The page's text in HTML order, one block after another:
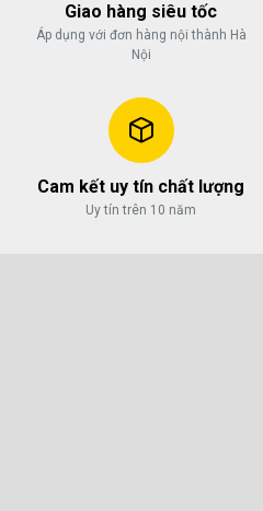
Giao hàng siêu tốc
Áp dụng với đơn hàng nội thành Hà
Nội
Cam kết uy tín chất lượng
Uy tín trên 10 năm